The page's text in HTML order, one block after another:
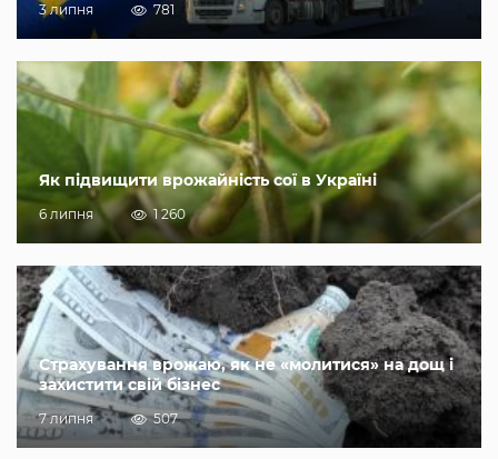
3 липня 781
Як підвищити врожайність сої в Україні
6 липня 1 260
Страхування врожаю, як не «молитися» на дощ і
захистити свій бізнес
7 липня 507